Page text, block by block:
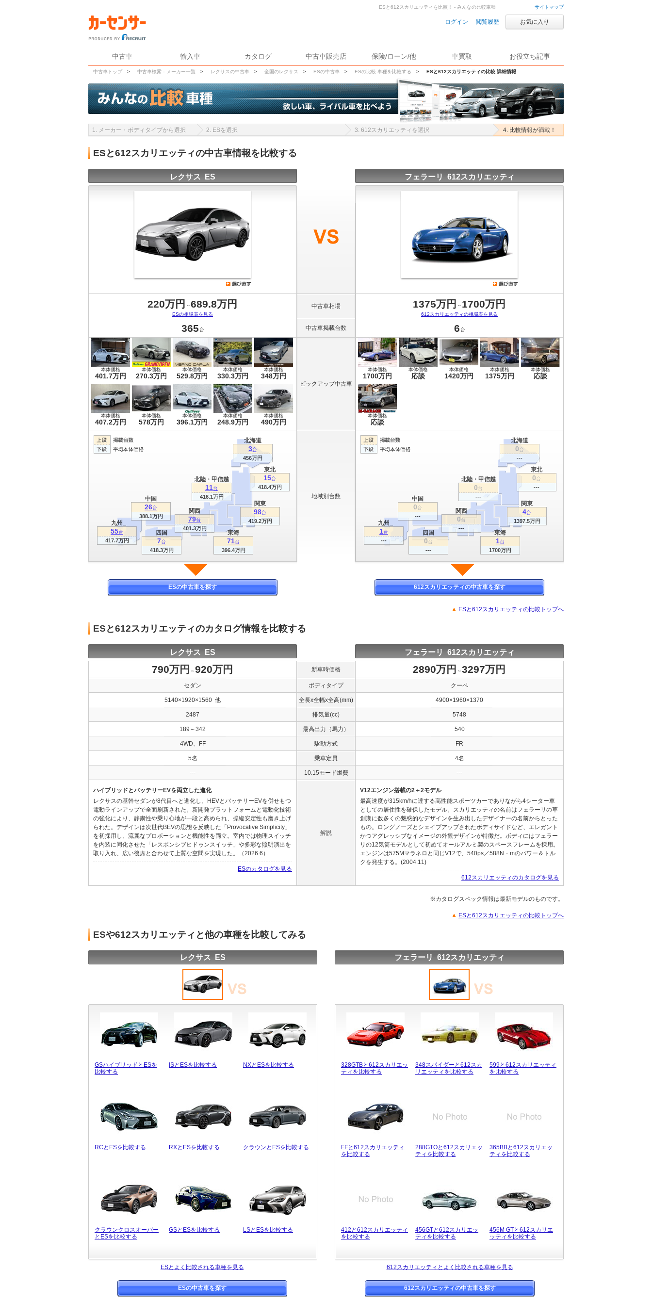
サイトマップ
ログイン 閲覧履歴 お気に入り
中古車 輸入車 カタログ 中古車販売店 保険/ローン/他 車買取 お役立ち記事
中古車トップ > 中古車検索：メーカー一覧 > レクサスの中古車 > 全国のレクサス > ESの中古車 > ESの比較 車種を比較する > ESと612スカリエッティの比較 詳細情報
ESと612スカリエッティを比較！ - みんなの比較車種
1. メーカー・ボディタイプから選択 2. ESを選択 3. 612スカリエッティを選択 4. 比較情報が満載！
ESと612スカリエッティの中古車情報を比較する
レクサス ES フェラーリ 612スカリエッティ
220万円 ～689.8万円
ESの相場表を見る
中古車相場 1375万円 ～ 1700万円
612スカリエッティの相場表を見る
365 台 中古車掲載台数 6 台
本体価格
401.7万円
本体価格
270.3万円
本体価格
529.8万円
本体価格
330.3万円
本体価格
348万円
本体価格
407.2万円
本体価格
578万円
本体価格
396.1万円
本体価格
248.9万円
本体価格
490万円
ピックアップ中古車
本体価格
1700万円
本体価格
応談
本体価格
1420万円
本体価格
1375万円
本体価格
応談
本体価格
応談
関東
98台
419.2万円
関西
79台
401.3万円
東海
71台
396.4万円
北海道
3台
456万円
九州
55台
417.7万円
東北
15台
418.4万円
北陸・甲信越
11台
416.1万円
中国
26台
388.1万円
四国
7台
418.3万円
地域別台数
関東
4台
1397.5万円
関西
0台
---
東海
1台
1700万円
北海道
0台
---
九州
1台
---
東北
0台
---
北陸・甲信越
0台
---
中国
0台
---
四国
0台
---
ESの中古車を探す 612スカリエッティの中古車を探す
ESと612スカリエッティの比較トップへ
ESと612スカリエッティのカタログ情報を比較する
レクサス ES フェラーリ 612スカリエッティ
790万円 ～920万円 新車時価格 2890万円 ～3297万円
セダン ボディタイプ クーペ
5140×1920×1560 他 全長x全幅x全高(mm) 4900×1960×1370
2487 排気量(cc) 5748
189～342 最高出力（馬力） 540
4WD、FF 駆動方式 FR
5名 乗車定員 4名
--- 10.15モード燃費 ---
ハイブリッドとバッテリーEVを両立した進化
レクサスの基幹セダンが8代目へと進化し、HEVとバッテリーEVを併せもつ
電動ラインアップで全面刷新された。新開発プラットフォームと電動化技術
の強化により、静粛性や乗り心地が一段と高められ、操縦安定性も磨き上げ
られた。デザインは次世代BEVの思想を反映した「Provocative Simplicity」
を初採用し、流麗なプロポーションと機能性を両立。室内では物理スイッチ
を内装に同化させた「レスポンシブヒドゥンスイッチ」や多彩な照明演出を
取り入れ、広い後席と合わせて上質な空間を実現した。（2026.6）
ESのカタログを見る
解説
V12エンジン搭載の2＋2モデル
最高速度が315km/hに達する高性能スポーツカーでありながら4シーター車
としての居住性を確保したモデル。スカリエッティの名前はフェラーリの草
創期に数多くの魅惑的なデザインを生み出したデザイナーの名前からとった
もの。ロングノーズとシェイプアップされたボディサイドなど、エレガント
かつアグレッシブなイメージの外観デザインが特徴だ。ボディにはフェラー
リの12気筒モデルとして初めてオールアルミ製のスペースフレームを採用。
エンジンは575Mマラネロと同じV12で、540ps／588N・mのパワー＆トル
クを発生する。(2004.11)
612スカリエッティのカタログを見る
※カタログスペック情報は最新モデルのものです。
ESと612スカリエッティの比較トップへ
ESや612スカリエッティと他の車種を比較してみる
レクサス ES
GSハイブリッドとESを
比較する
ISとESを比較する NXとESを比較する
RCとESを比較する RXとESを比較する クラウンとESを比較する
クラウンクロスオーバー
とESを比較する
GSとESを比較する LSとESを比較する
フェラーリ 612スカリエッティ
328GTBと612スカリエッ
ティを比較する
348スパイダーと612スカ
リエッティを比較する
599と612スカリエッティ
を比較する
FFと612スカリエッティ
を比較する
288GTOと612スカリエッ
ティを比較する
365BBと612スカリエッ
ティを比較する
412と612スカリエッティ
を比較する
456GTと612スカリエッ
ティを比較する
456M GTと612スカリエ
ッティを比較する
ESとよく比較される車種を見る 612スカリエッティとよく比較される車種を見る
ESの中古車を探す 612スカリエッティの中古車を探す